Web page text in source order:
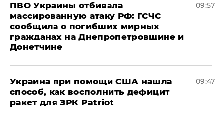
ПВО Украины отбивала
массированную атаку РФ: ГСЧС
сообщила о погибших мирных
гражданах на Днепропетровщине и
Донетчине
09:57
Украина при помощи США нашла
способ, как восполнить дефицит
ракет для ЗРК Patriot
09:47